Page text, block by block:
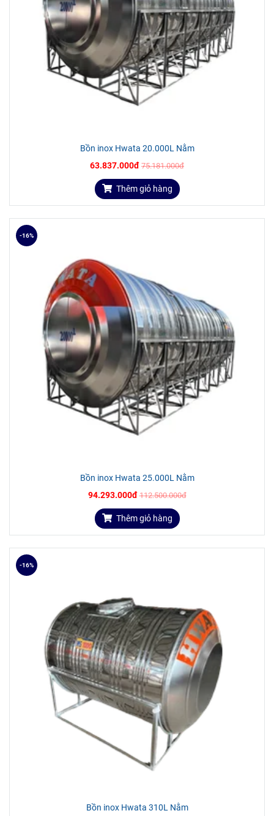
Thiết kế nằm ngang là giải pháp an toàn khi đặt bồn
trên cao.
Hotline tư vấn: 0918 252 258(miễn phí)
HƯỚNG DẪN LẮP ĐẶT
Trước khi tiến hành lắp đặt bồn inox Hwata, cần chuẩn bị
những dụng cụ hỗ trợ như: Cờ lê, mỏ lết, kìm nước, keo dán,
Về vị trí cần đảm bảo bồn nước phải được đặt trên mặt
phẳng, không nghiêng trượt, không gồ ghề, kê kích.
Nơi đặt bồn phải chịu được trọng lượng lớn nhất của
Các bước lắp đặt:
Bước 1: Bỏ lớp cao su bảo vệ bồn nước bên ngoài.
Bước 2: Đặt chân bồn nghiêng tự do, 2 chân tiếp xúc
trên cùng một mặt phẳng.
Bước 3: Khớp thân bồn với chân đế: Đáy bồn kê trên
miệng chân, dựng cả thân bồn và chân đế theo chiều
thẳng đứng.
Bước 4: Khớp chân đế vừa vặn với vành chân đế: Một
tay giữ bồn, một tay giữ gân đơn ấn nhẹ sao cho gân
đơn dập khít vừa xung quanh khớp với chân bồn.
Bước 5: Bắt gá vít định vị.
Bước 6: Khoan lỗ vít nở cố định với nền: Đặt chân vào
Bồn inox Hwata 20.000L Nằm
63.837.000đ 75.181.000đ
Thêm giỏ hàng
Bồn inox Hwata 25.000L Nằm
94.293.000đ 112.500.000đ
-16%
Thêm giỏ hàng
Bồn inox Hwata 310L Nằm
-16%